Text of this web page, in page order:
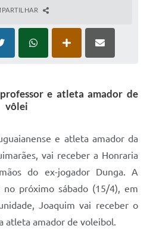
de Igualdade Racial
e atleta amador de
vôlei
e atleta amador da
vai receber a Honraria
do ex-jogador Dunga. A
próximo sábado (15/4), em
Joaquim vai receber o
atleta amador de voleibol.